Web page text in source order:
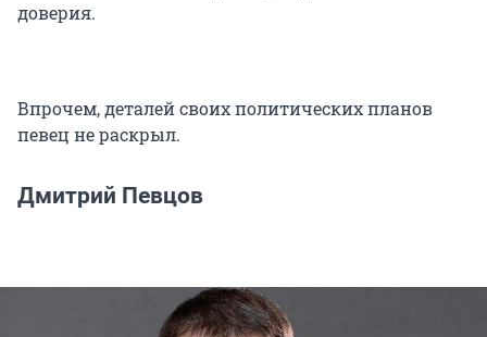
доверия.
Впрочем, деталей своих политических планов
певец не раскрыл.
Дмитрий Певцов